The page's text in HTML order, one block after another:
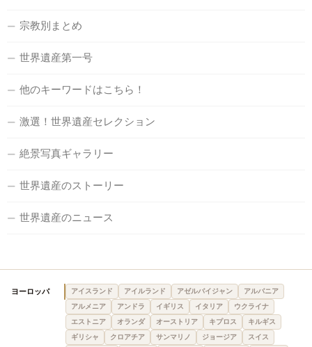
宗教別まとめ
世界遺産第一号
他のキーワードはこちら！
激選！世界遺産セレクション
絶景写真ギャラリー
世界遺産のストーリー
世界遺産のニュース
ヨーロッパ アイスランド アイルランド アゼルバイジャン
アルバニア
アルメニア
アンドラ イギリス イタリア
ウクライナ
エストニア
オランダ オーストリア キプロス
キルギス
ギリシャ
クロアチア サンマリノ ジョージア
スイス